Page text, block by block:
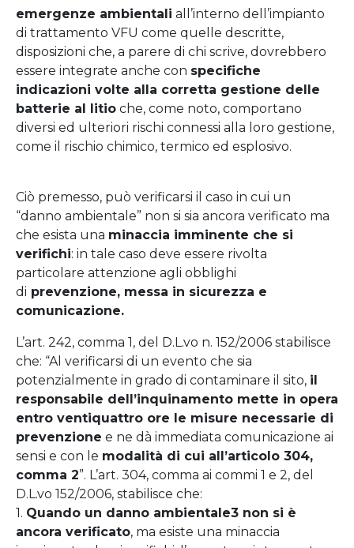
emergenze ambientali all’interno dell’impianto
di trattamento VFU come quelle descritte,
disposizioni che, a parere di chi scrive, dovrebbero
essere integrate anche con specifiche
indicazioni volte alla corretta gestione delle
batterie al litio che, come noto, comportano
diversi ed ulteriori rischi connessi alla loro gestione,
come il rischio chimico, termico ed esplosivo.
Ciò premesso, può verificarsi il caso in cui un
“danno ambientale” non si sia ancora verificato ma
che esista una minaccia imminente che si
verifichi: in tale caso deve essere rivolta
particolare attenzione agli obblighi
di prevenzione, messa in sicurezza e
comunicazione.
L’art. 242, comma 1, del D.L.vo n. 152/2006 stabilisce
che: “Al verificarsi di un evento che sia
potenzialmente in grado di contaminare il sito, il
responsabile dell’inquinamento mette in opera
entro ventiquattro ore le misure necessarie di
prevenzione e ne dà immediata comunicazione ai
sensi e con le modalità di cui all’articolo 304,
comma 2”. L’art. 304, comma ai commi 1 e 2, del
D.L.vo 152/2006, stabilisce che:
1. Quando un danno ambientale3 non si è
ancora verificato, ma esiste una minaccia